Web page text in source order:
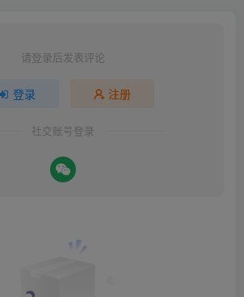
请登录后发表评论
登录 注册
社交账号登录